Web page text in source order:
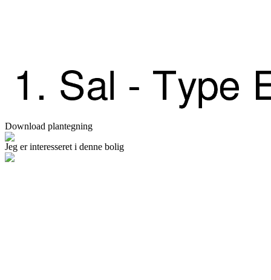
Download plantegning
Jeg er interesseret i denne bolig